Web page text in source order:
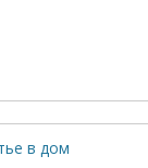
в дом